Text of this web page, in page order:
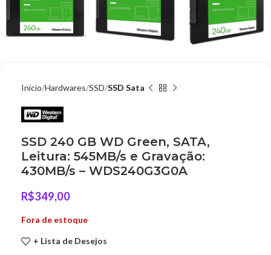
Início Hardwares SSD SSD Sata
SSD 240 GB WD Green, SATA,
Leitura: 545MB/s e Gravação:
430MB/s – WDS240G3G0A
R$349,00
Fora de estoque
+ Lista de Desejos